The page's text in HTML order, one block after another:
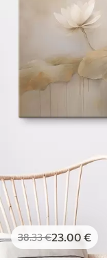
38.33€23.00 €